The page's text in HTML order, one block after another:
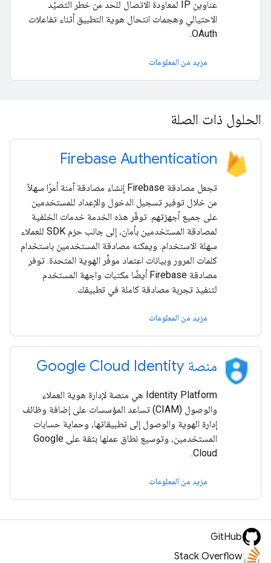
عناوين IP لمعاودة الاتصال للحد من خطر التصيّد
الاحتيالي وهجمات انتحال هوية التطبيق أثناء تفاعلات
OAuth.
مزيد من المعلومات
الحلول ذات الصلة
Firebase Authentication
تجعل مصادقة Firebase إنشاء مصادقة آمنة أمرًا سهلاً
من خلال توفير تسجيل الدخول والإعداد للمستخدمين
على جميع أجهزتهم. توفّر هذه الخدمة خدمات الخلفية
لمصادقة المستخدمين بأمان، إلى جانب حزم SDK للعملاء
سهلة الاستخدام. ويمكنه مصادقة المستخدمين باستخدام
كلمات المرور وبيانات اعتماد موفِّر الهوية المتحدة. توفر
مصادقة Firebase أيضًا مكتبات واجهة المستخدم
لتنفيذ تجربة مصادقة كاملة في تطبيقك.
مزيد من المعلومات
منصة Google Cloud Identity
Identity Platform هي منصة لإدارة هوية العملاء
والوصول (CIAM) تساعد المؤسسات على إضافة وظائف
إدارة الهوية والوصول إلى تطبيقاتها، وحماية حسابات
المستخدمين، وتوسيع نطاق عملها بثقة على Google
Cloud.
مزيد من المعلومات
GitHub
Stack Overflow